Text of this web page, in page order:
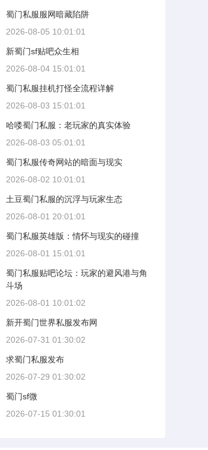
蜀门私服服网暗藏陷阱
2026-08-05 10:01:01
新蜀门sf贴吧众生相
2026-08-04 15:01:01
蜀门私服挂机打怪全流程详解
2026-08-03 15:01:01
哈喽蜀门私服：老玩家的真实体验
2026-08-03 05:01:01
蜀门私服传奇网站的暗面与现实
2026-08-02 10:01:01
土豆蜀门私服的沉浮与玩家生态
2026-08-01 20:01:01
蜀门私服英雄版：情怀与现实的碰撞
2026-08-01 15:01:01
蜀门私服贴吧论坛：玩家的避风港与角
斗场
2026-08-01 10:01:02
新开蜀门世界私服发布网
2026-07-31 01:30:02
求蜀门私服发布
2026-07-29 01:30:02
蜀门sf微
2026-07-15 01:30:01